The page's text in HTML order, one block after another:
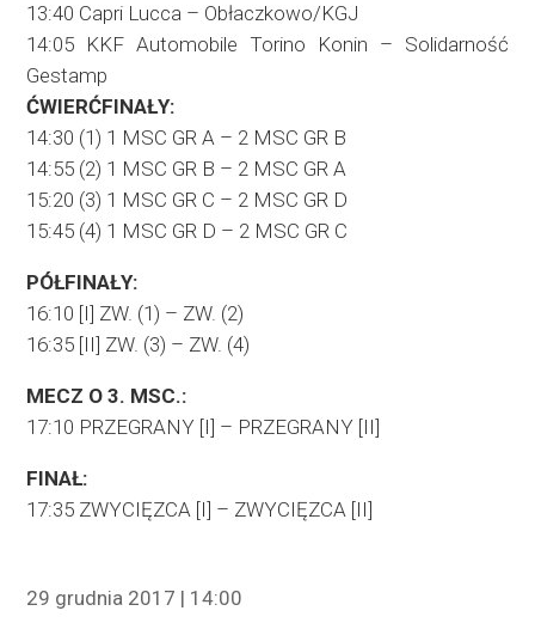
13:40 Capri Lucca – Obłaczkowo/KGJ
14:05 KKF Automobile Torino Konin – Solidarność
Gestamp
ĆWIERĆFINAŁY:
14:30 (1) 1 MSC GR A – 2 MSC GR B
14:55 (2) 1 MSC GR B – 2 MSC GR A
15:20 (3) 1 MSC GR C – 2 MSC GR D
15:45 (4) 1 MSC GR D – 2 MSC GR C
PÓŁFINAŁY:
16:10 [I] ZW. (1) – ZW. (2)
16:35 [II] ZW. (3) – ZW. (4)
MECZ O 3. MSC.:
17:10 PRZEGRANY [I] – PRZEGRANY [II]
FINAŁ:
17:35 ZWYCIĘZCA [I] – ZWYCIĘZCA [II]
29 grudnia 2017 | 14:00